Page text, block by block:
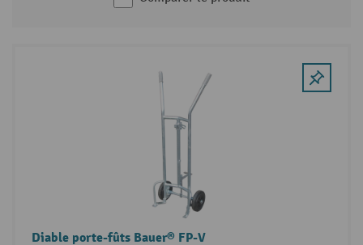
Diable porte-fûts Bauer® FP-V